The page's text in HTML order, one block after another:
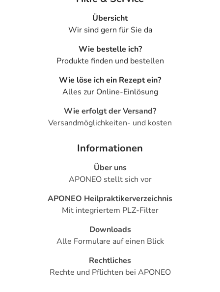
Übersicht
Wir sind gern für Sie da
Wie bestelle ich?
Produkte finden und bestellen
Wie löse ich ein Rezept ein?
Alles zur Online-Einlösung
Wie erfolgt der Versand?
Versandmöglichkeiten- und kosten
Informationen
Über uns
APONEO stellt sich vor
APONEO Heilpraktikerverzeichnis
Mit integriertem PLZ-Filter
Downloads
Alle Formulare auf einen Blick
Rechtliches
Rechte und Pflichten bei APONEO